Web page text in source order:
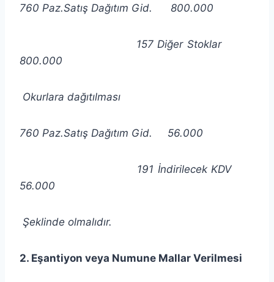
760 Paz.Satış Dağıtım Gid. 800.000
157 Diğer Stoklar
800.000
Okurlara dağıtılması
760 Paz.Satış Dağıtım Gid. 56.000
191 İndirilecek KDV
56.000
Şeklinde olmalıdır.
2. Eşantiyon veya Numune Mallar Verilmesi